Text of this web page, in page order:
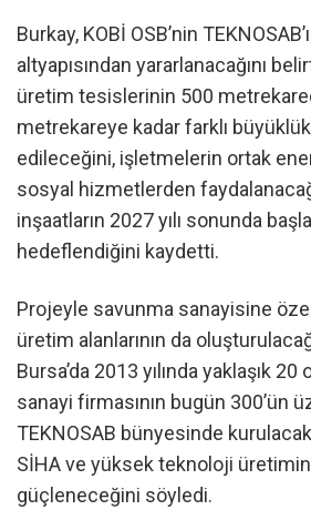
Burkay, KOBİ OSB’nin
altyapısından yararlanacağını
üretim tesislerinin 500
metrekareye kadar farklı
edileceğini, işletmelerin ortak
sosyal hizmetlerden
inşaatların 2027 yılı sonunda
hedeflendiğini kaydetti.
Projeyle savunma sanayisine
üretim alanlarının da
Bursa’da 2013 yılında yaklaşık
sanayi firmasının bugün 300’ün
TEKNOSAB bünyesinde
SİHA ve yüksek teknoloji
güçleneceğini söyledi.